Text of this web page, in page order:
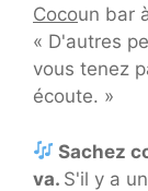
Cocoun bar
« D'autres
vous tenez
écoute. »
Sachez
va. S'il y a